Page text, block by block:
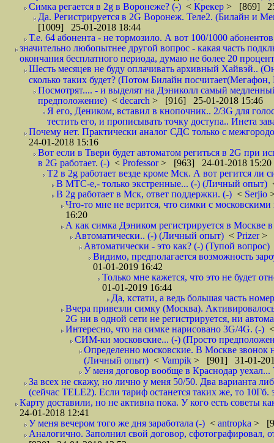
Симка регается в 2g в Воронеже? (-) < Крекер > [869]
Да. Регистрируется в 2G Воронеж. Теле2. (Билайн и
[1009] 25-01-2018 18:44
Т.е. 64 абонента - не тормозило. А вот 100/1000
значительно любопытнее другой вопрос - какая часть
окончания бесплатного периода, думаю не более 20
Шесть месяцев не буду оплачивать архивный Хайвэй..
сколько таких будет? (Потом Билайн
Посмотрят.... - и выделят на Дэниколл самый
предположение) < decarch > [916] 25-01-2018 15:46
Я его, Деником, вставил в кнопочник.. 2/3G для
тестить его, и прописывать точку доступа.. Инета
Почему нет. Практически аналог СДС только с
24-01-2018 15:16
Вот если в Твери будет автоматом региться в 2G при
в 2G работает. (-) < Professor> [963] 24-01-2018 15:20
T2 в 2g работает везде кроме Мск. А вот регится
В МТС-е,- только экстренные... (-) (Личный опыт)
В 2g работает в Мск, ответ поддержки. (-) < Serjio
Что-то мне не верится, что симки с
16:20
А как симка Дэником регистрируется в Москве
Автоматически.. (-) (Личный опыт) < Prizer>
Автоматически - это как? (-) (Тупой вопрос)
Видимо, предполагается возможность
01-01-2019 16:42
Только мне кажется, что это не будет
01-01-2019 16:44
Да, кстати, а ведь большая часть
Вчера привезли симку (Москва).
2G ни в одной сети не регистрируется, ни
Интересно, что на симке нарисовано 3G/4G. (-)
СИМ-ки московские... (-) (Просто
Определенно московские. В Москве звонок
(Личный опыт) < Vampik > [901] 31-01-
У меня договор вообще в Краснодар
За всех не скажу, но лично у меня 50/50. Два варианта
(сейчас TELE2). Если тариф останется таких же, то
Карту доставили, но не активна пока. У кого есть советы
24-01-2018 12:41
У меня вечером того же дня заработала (-) < antropka >
Аналогично. Заполнил свой договор,